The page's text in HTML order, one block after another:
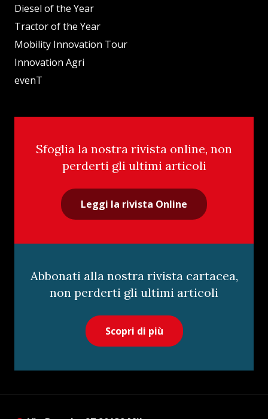
Diesel of the Year
Tractor of the Year
Mobility Innovation Tour
Innovation Agri
evenT
Sfoglia la nostra rivista online, non
perderti gli ultimi articoli
Leggi la rivista Online
Abbonati alla nostra rivista cartacea,
non perderti gli ultimi articoli
Scopri di più